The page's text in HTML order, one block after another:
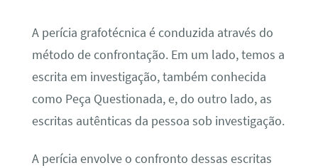
A perícia grafotécnica é conduzida através do
método de confrontação. Em um lado, temos a
escrita em investigação, também conhecida
como Peça Questionada, e, do outro lado, as
escritas autênticas da pessoa sob investigação.
A perícia envolve o confronto dessas escritas